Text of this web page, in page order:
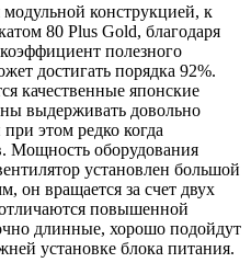
модульной конструкцией, к
80 Plus Gold, благодаря
полезного
достигать порядка 92%.
качественные японские
выдерживать довольно
этом редко когда
Мощность оборудования
установлен большой
он вращается за счет двух
повышенной
длинные, хорошо подойдут
установке блока питания.